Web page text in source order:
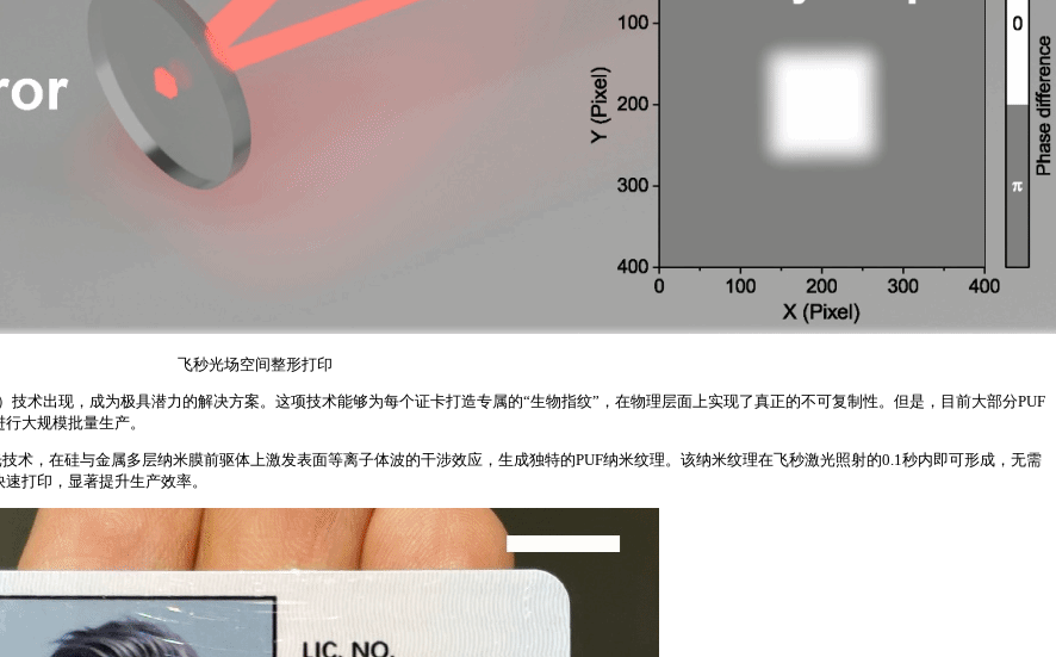
飞秒光场空间整形打印
技术出现，成为极具潜力的解决方案。这项技术能够为每个证卡打造专属的“生物指纹”，在物理层面上实现了真正的不可复制性。但是，目前大部分PUF
大规模批量生产。
术，在硅与金属多层纳米膜前驱体上激发表面等离子体波的干涉效应，生成独特的PUF纳米纹理。该纳米纹理在飞秒激光照射的0.1秒内即可形成，无需
打印，显著提升生产效率。